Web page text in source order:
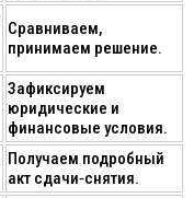
Сравниваем,
принимаем решение.
Зафиксируем
юридические и
финансовые условия.
Получаем подробный
акт сдачи‑снятия.